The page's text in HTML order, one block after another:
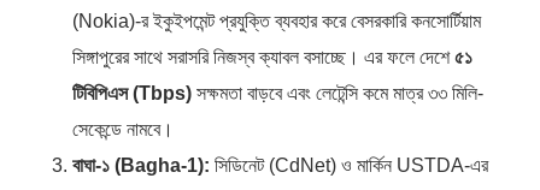
(Nokia)-র ইকুইপমেন্ট প্রযুক্তি ব্যবহার করে বেসরকারি কনসোর্টিয়াম
সিঙ্গাপুরের সাথে সরাসরি নিজস্ব ক্যাবল বসাচ্ছে। এর ফলে দেশে৫১
টিবিপিএস (Tbps) সক্ষমতা বাড়বে এবং লেটেন্সি কমে মাত্র ৩৩ মিলি-
সেকেন্ডে নামবে।
বাঘা-১ (Bagha-1): সিডিনেট (CdNet) ও মার্কিন USTDA-এর